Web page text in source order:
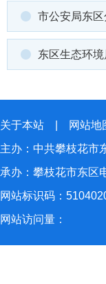
市公安局东区
东区生态环境
关于本站 网站地
主办：中共攀枝花
承办：攀枝花市东
网站标识码：
网站访问量：